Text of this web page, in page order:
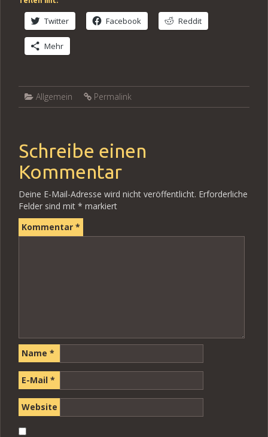
Twitter Facebook Reddit
Mehr
Allgemein Permalink
Schreibe einen
Kommentar
Deine E-Mail-Adresse wird nicht veröffentlicht. Erforderliche
Felder sind mit * markiert
Kommentar *
Name *
E-Mail *
Website